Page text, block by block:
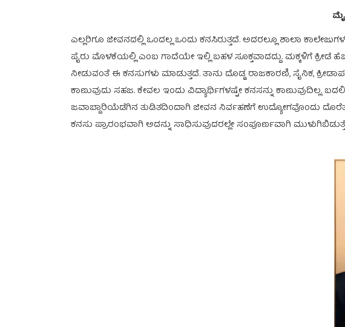
ಎಲ್ಲರಿಗೂ ಜೀವನದಲ್ಲಿ ಒಂದಲ್ಲ ಒಂದು ಕನಸಿರುತ್ತದೆ. ಅದರಲ್ಲೂ ಶಾಲಾ
ಪೈರು ಮೊಳಕೆಯಲ್ಲಿ ಎಂಬ ಗಾದೆಯೇ ಇಲ್ಲಿ ಬಹಳ ಸೂಕ್ತವಾದದ್ದು. ಮಕ್ಕಳಿಗೆ ಕ್ರೀಡೆ
ನೀಡುವಂತೆ ಈ ಕನಸುಗಳು ಮಾಡುತ್ತದೆ. ತಾನು ದೊಡ್ಡ ರಾಜಕಾರಣಿ, ಸೈನಿಕ,
ಕಾಣುವುದು ಸಹಜ. ಕೇವಲ ಇಂದು ವಿದ್ಯಾರ್ಥಿಗಳಷ್ಟೇ ಕನಸನ್ನು ಕಾಣುವುದಿಲ್ಲ.
ಜವಾಬ್ದಾರಿಯೆಡೆಗಿನ ತುಡಿತದಿಂದಾಗಿ ಜೀವನ ನಿರ್ವಹಣೆಗೆ ಉದ್ಯೋಗವೊಂದು ದೊರೆತರೆ
ಕನಸು ಪ್ರಾರಂಭವಾಗಿ ಅದನ್ನು ಸಾಧಿಸುವುದರಲ್ಲೇ ಸಂಪೂರ್ಣವಾಗಿ